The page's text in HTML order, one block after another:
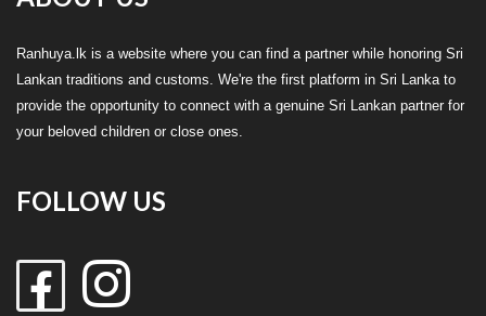
Ranhuya.lk is a website where you can find a partner while honoring Sri
Lankan traditions and customs. We're the first platform in Sri Lanka to
provide the opportunity to connect with a genuine Sri Lankan partner for
your beloved children or close ones.
FOLLOW US